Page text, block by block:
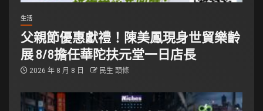
生活
父親節優惠獻禮！陳美鳳現身世貿樂齡
展 8/8擔任華陀扶元堂一日店長
2026 年 8 月 8 日 民生 頭條